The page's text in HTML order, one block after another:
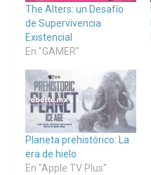
The Alters: un Desafío
de Supervivencia
Existencial
En "GAMER"
Planeta prehistórico: La
era de hielo
En "Apple TV Plus"